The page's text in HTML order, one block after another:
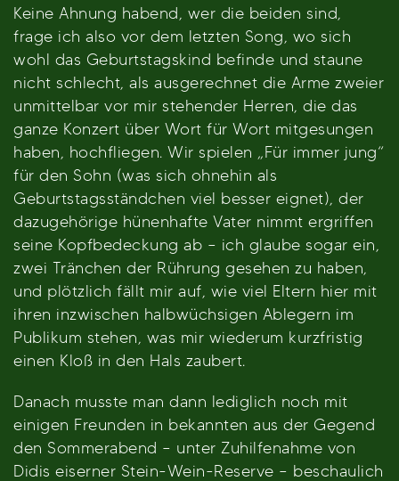
Keine Ahnung habend, wer die beiden sind,
frage ich also vor dem letzten Song, wo sich
wohl das Geburtstagskind befinde und staune
nicht schlecht, als ausgerechnet die Arme zweier
unmittelbar vor mir stehender Herren, die das
ganze Konzert über Wort für Wort mitgesungen
haben, hochfliegen. Wir spielen „Für immer jung“
für den Sohn (was sich ohnehin als
Geburtstagsständchen viel besser eignet), der
dazugehörige hünenhafte Vater nimmt ergriffen
seine Kopfbedeckung ab – ich glaube sogar ein,
zwei Tränchen der Rührung gesehen zu haben,
und plötzlich fällt mir auf, wie viel Eltern hier mit
ihren inzwischen halbwüchsigen Ablegern im
Publikum stehen, was mir wiederum kurzfristig
einen Kloß in den Hals zaubert.
Danach musste man dann lediglich noch mit
einigen Freunden in bekannten aus der Gegend
den Sommerabend – unter Zuhilfenahme von
Didis eiserner Stein-Wein-Reserve – beschaulich